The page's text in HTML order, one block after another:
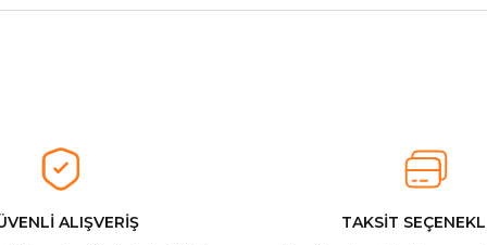
ALIŞVERİŞ
TAKSİT